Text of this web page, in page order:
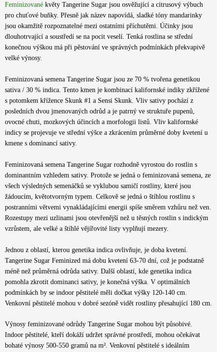
Feminizované květy Tangerine Sugar jsou osvěžující a citrusový výbuch
pro chuťové buňky. Přesně jak název napovídá, sladké tóny mandarinky
jsou okamžitě rozpoznatelné mezi ostatními příchutěmi. Účinky jsou
dlouhotrvající a soustředí se na pocit veselí. Tenká rostlina se střední
konečnou výškou má při pěstování ve správných podmínkách překvapivě
velké výnosy.
Feminizovaná semena Tangerine Sugar jsou ze 70 % tvořena genetikou
sativa / 30 % indica. Tento kmen je kombinací kalifornské indiky zkřížené
s potomkem křížence Skunk #1 a Sensi Skunk. Vliv sativy pochází z
posledních dvou jmenovaných odrůd a je patrný ve struktuře pupenů,
ovocné chuti, mozkových účincích a morfologii listů. Vliv kalifornské
indicy se projevuje ve střední výšce a zkrácením průměrné doby kvetení u
kmene s dominancí sativy.
Feminizovaná semena Tangerine Sugar rozhodně vyrostou do rostlin s
dominantním vzhledem sativy. Protože se jedná o feminizovaná semena, ze
všech výsledných semenáčků se vyklubou samičí rostliny, které jsou
žádoucím, květotvorným typem. Celkově se jedná o štíhlou rostlinu s
postranními větvemi vynakládajícími energii spíše směrem vzhůru než ven.
Rozestupy mezi uzlinami jsou otevřenější než u těsných rostlin s indickým
vzrůstem, ale velké a štíhlé vějířovité listy vyplňují mezery.
Jednou z oblastí, kterou genetika indica ovlivňuje, je doba kvetení.
Tangerine Sugar Feminized má dobu kvetení 63-70 dní, což je podstatně
méně než průměrná odrůda sativy. Další oblastí, kde genetika indica
pomohla zkrotit dominanci sativy, je konečná výška. V optimálních
podmínkách by se indoor pěstitelé měli dočkat výšky 120-140 cm.
Venkovní pěstitelé mohou v dobré sezóně vidět rostliny přesahující 180 cm.
Výnosy feminizované odrůdy Tangerine Sugar mohou být působivé.
Indoor pěstitelé, kteří dokáží udržet správné prostředí, mohou očekávat
bohaté výnosy 500-550 gramů na m². Venkovní pěstitelé s ideálním